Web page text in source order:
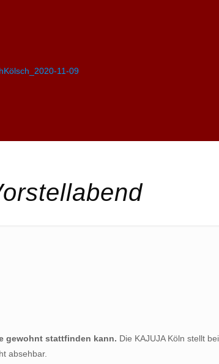
gewohnt stattfinden kann. Die KAJUJA Köln stellt
absehbar.